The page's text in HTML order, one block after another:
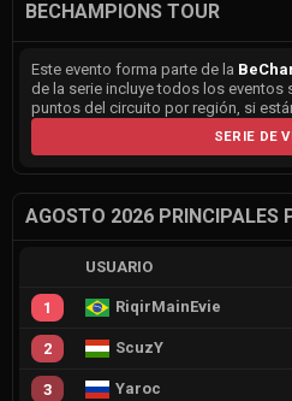
BECHAMPIONS TOUR
Este evento forma parte de la
de la serie incluye todos los
puntos del circuito por región, si
SERIE DE
AGOSTO 2026 PRINCIPALES
USUARIO
1 RiqirMainEvie
2 ScuzY
3 Yaroc